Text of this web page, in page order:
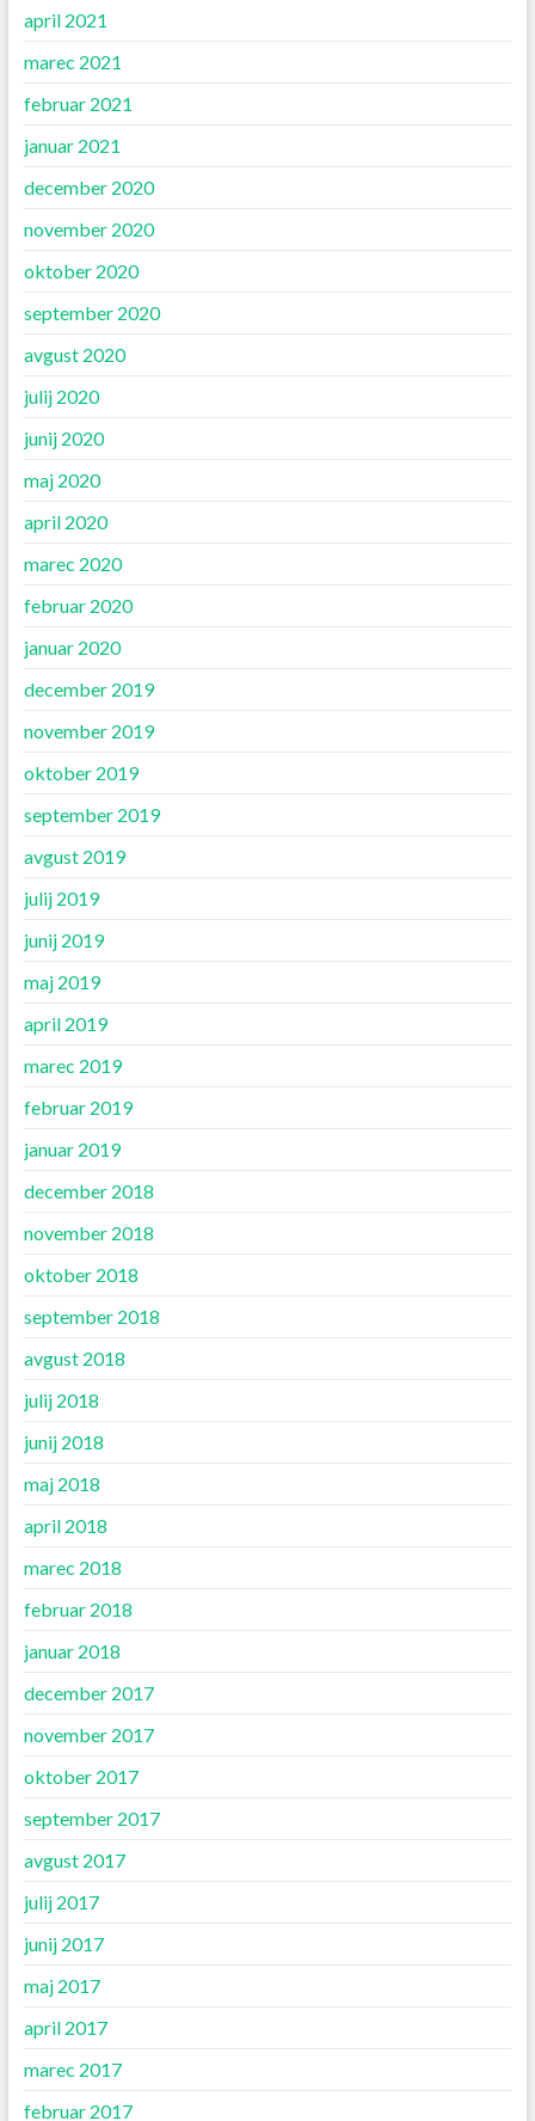
april 2021
marec 2021
februar 2021
januar 2021
december 2020
november 2020
oktober 2020
september 2020
avgust 2020
julij 2020
junij 2020
maj 2020
april 2020
marec 2020
februar 2020
januar 2020
december 2019
november 2019
oktober 2019
september 2019
avgust 2019
julij 2019
junij 2019
maj 2019
april 2019
marec 2019
februar 2019
januar 2019
december 2018
november 2018
oktober 2018
september 2018
avgust 2018
julij 2018
junij 2018
maj 2018
april 2018
marec 2018
februar 2018
januar 2018
december 2017
november 2017
oktober 2017
september 2017
avgust 2017
julij 2017
junij 2017
maj 2017
april 2017
marec 2017
februar 2017